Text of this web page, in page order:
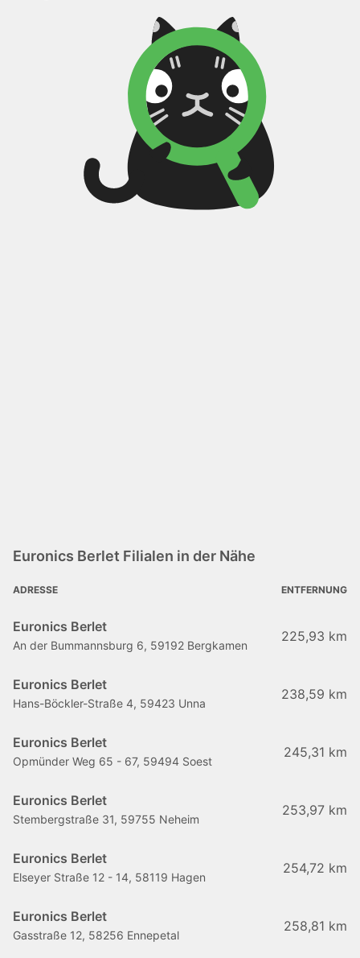
Euronics Berlet Filialen in der Nähe
ADRESSE ENTFERNUNG
Euronics Berlet
An der Bummannsburg 6, 59192 Bergkamen
225,93 km
Euronics Berlet
Hans-Böckler-Straße 4, 59423 Unna
238,59 km
Euronics Berlet
Opmünder Weg 65 - 67, 59494 Soest
245,31 km
Euronics Berlet
Stembergstraße 31, 59755 Neheim
253,97 km
Euronics Berlet
Elseyer Straße 12 - 14, 58119 Hagen
254,72 km
Euronics Berlet
Gasstraße 12, 58256 Ennepetal
258,81 km